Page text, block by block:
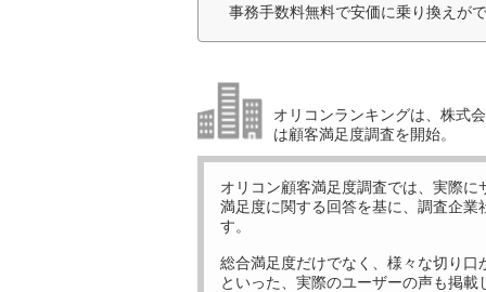
事務手数料無料で安価に乗り換えが
オリコンランキングは、株式
は顧客満足度調査を開始。
オリコン顧客満足度調査では、実際に
満足度に関する回答を基に、調査企業
す。
総合満足度だけでなく、様々な切り口
といった、実際のユーザーの声も掲載